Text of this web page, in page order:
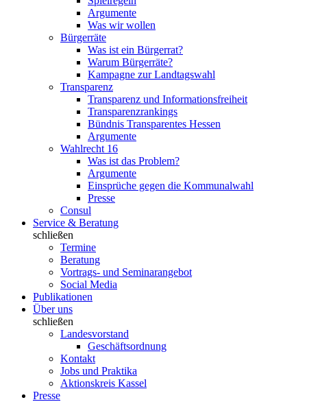
Argumente
Was wir wollen
Bürgerräte
Was ist ein Bürgerrat?
Warum Bürgerräte?
Kampagne zur Landtagswahl
Transparenz
Transparenz und Informationsfreiheit
Transparenzrankings
Bündnis Transparentes Hessen
Argumente
Wahlrecht 16
Was ist das Problem?
Argumente
Einsprüche gegen die Kommunalwahl
Presse
Consul
Service & Beratung
schließen
Termine
Beratung
Vortrags- und Seminarangebot
Social Media
Publikationen
Über uns
schließen
Landesvorstand
Geschäftsordnung
Kontakt
Jobs und Praktika
Aktionskreis Kassel
Presse